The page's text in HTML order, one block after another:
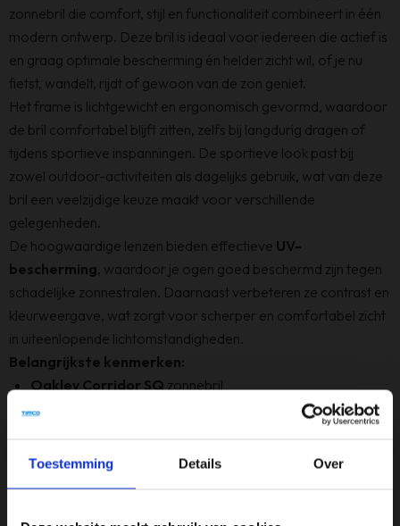
Toestemming Details Over
zonnebril die comfort, stijl en functionaliteit combineert in één
modern ontwerp. Deze bril is ideaal voor iedereen die actief is
en graag optimale bescherming én helder zicht wil, of je nu
fietst, wandelt, rijdt of gewoon van de zon geniet.
Het frame is lichtgewicht en ergonomisch gevormd, waardoor
de bril comfortabel blijft zitten, zelfs bij langdurig dragen of
tijdens sportieve inspanningen. De sportieve look past bij
zowel outdoor-activiteiten als dagelijks gebruik, wat van deze
bril een veelzijdige keuze maakt voor verschillende
gelegenheden.
De hoogwaardige lenzen bieden effectieve UV-
bescherming , waardoor je ogen goed beschermd zijn tegen
schadelijke zonnestralen. Daarnaast verbeteren ze contrast en
kleurweergave, wat zorgt voor scherper en comfortabel zicht
in uiteenlopende lichtomstandigheden.
Belangrijkste kenmerken:
Oakley Corridor SQ zonnebril
Sportief en modern design
UV-bescherming voor veilig zicht in de zon
Verbeterd contrast en kleurweergave